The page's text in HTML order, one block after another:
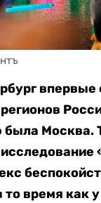
впервые
была Москва.
то время как